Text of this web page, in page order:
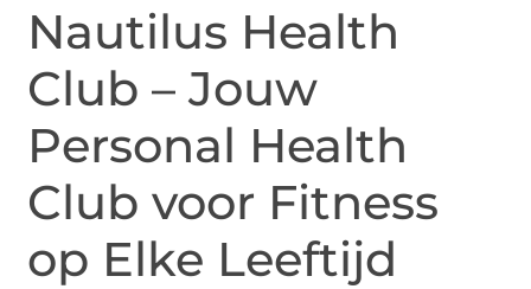
Nautilus Health
Club – Jouw
Personal Health
Club voor Fitness
op Elke Leeftijd